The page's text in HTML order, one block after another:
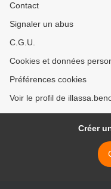
Contact
Signaler un abus
C.G.U.
Cookies et données
Préférences cookies
Voir le profil de
Créer